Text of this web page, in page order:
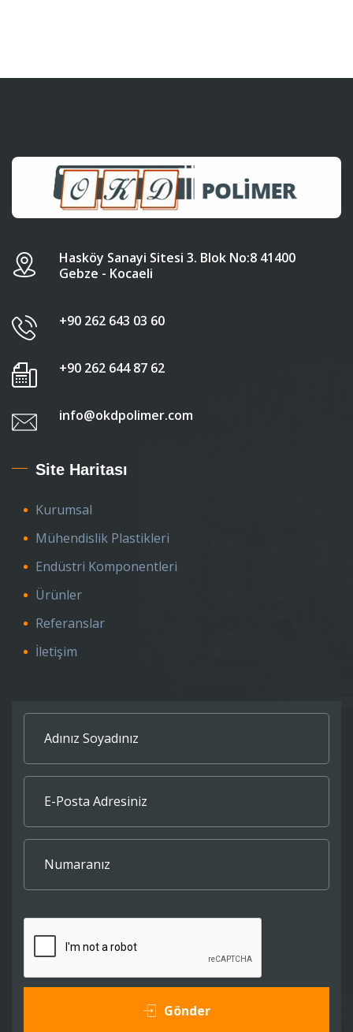
Hasköy Sanayi Sitesi 3. Blok No:8 41400
Gebze - Kocaeli
+90 262 643 03 60
+90 262 644 87 62
info@okdpolimer.com
Site Haritası
Kurumsal
Mühendislik Plastikleri
Endüstri Komponentleri
Ürünler
Referanslar
İletişim
Gönder